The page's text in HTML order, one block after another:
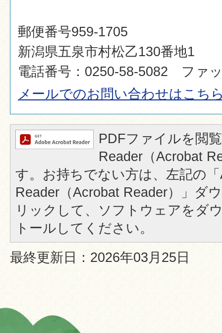
郵便番号959-1705
新潟県五泉市村松乙130番地1
電話番号：0250-58-5082 ファ
メールでのお問い合わせはこち
PDFファイルを閲
Reader（Acrobat
す。お持ちでない方は、左記の
Reader（Acrobat Reader）」ダ
リックして、ソフトウェアをダ
トールしてください。
最終更新日：2026年03月25日